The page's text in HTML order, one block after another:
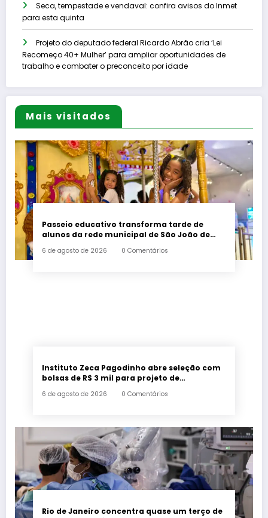
Seca, tempestade e vendaval: confira avisos do Inmet
para esta quinta
Projeto do deputado federal Ricardo Abrão cria ‘Lei
Recomeço 40+ Mulher’ para ampliar oportunidades de
trabalho e combater o preconceito por idade
Mais visitados
Passeio educativo transforma tarde de
alunos da rede municipal de São João de
6 de agosto de 2026 0 Comentários
Instituto Zeca Pagodinho abre seleção com
bolsas de R$ 3 mil para projeto de
Caxias
6 de agosto de 2026 0 Comentários
Rio de Janeiro concentra quase um terço de